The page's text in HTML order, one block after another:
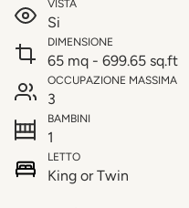
VISTA
Si
DIMENSIONE
65 mq - 699.65 sq.ft
OCCUPAZIONE MASSIMA
3
BAMBINI
1
LETTO
King or Twin